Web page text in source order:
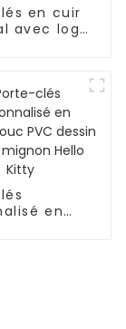
en cuir
avec logo
en